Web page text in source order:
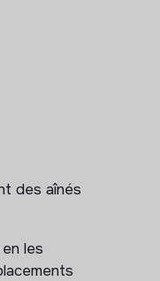
des aînés
les